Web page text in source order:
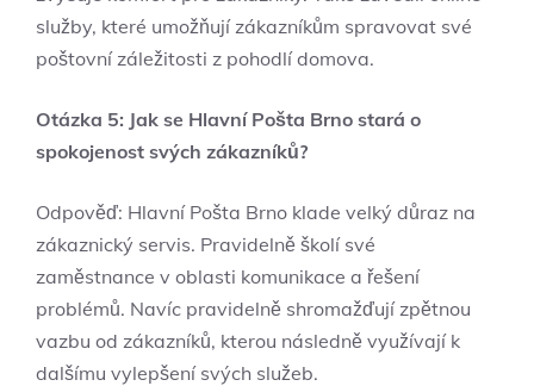
služby, které umožňují zákazníkům spravovat své
poštovní záležitosti z pohodlí domova.
Otázka 5: Jak se Hlavní Pošta Brno stará o
spokojenost svých zákazníků?
Odpověď: Hlavní Pošta Brno klade velký důraz na
zákaznický servis. Pravidelně školí své
zaměstnance v oblasti komunikace a řešení
problémů. Navíc pravidelně shromažďují zpětnou
vazbu od zákazníků, kterou následně využívají k
dalšímu vylepšení svých služeb.